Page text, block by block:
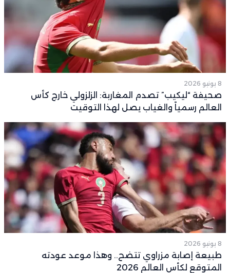
8 يونيو 2026
صحيفة “ليكيب” تصدم المغاربة: الزلزولي خارج كأس
العالم رسمياً والغياب يصل لهذا التوقيت
8 يونيو 2026
طبيعة إصابة مزراوي تتضح.. وهذا موعد عودته
المتوقع لكأس العالم 2026